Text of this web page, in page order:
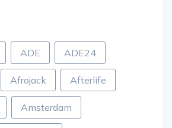
ADE ADE24
Afrojack Afterlife
Amsterdam